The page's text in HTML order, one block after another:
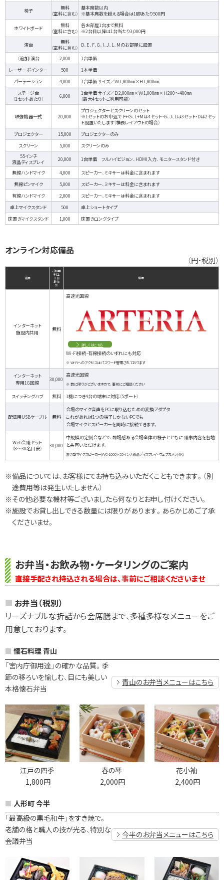
椅子
無料
（室料に含む）
基本席数以内
※基本席数を超える場合は1脚あたり500円
ホワイトボード
無料
（室料に含む）
各お部屋1台まで無料
※2台目以降は1台当たり3,000円
演台
無料
（室料に含む） D、E、F、G、I、J、L、Mのお部屋に設置
（追加）演台
2,000
1台単価
レーザーポインター
500
1本単価
パーテーション
4,000
1台単価 サイズ／Ｗ1,800㎜×Ｈ1,800㎜
ステージ台
（1セットあたり）
6,000
1台単価 サイズ／Ｄ2,000㎜×Ｗ1,000㎜×Ｈ200〜400㎜
（最大4セットご利用可能）
映像機器一式 20,000
プロジェクターとスクリーンのセット
※1セットのお申込で Ｆ+Ｇ、L+Mは4セット・G、J、Lは3セット・Dは2セッ
ト設置いたします（横長レイアウトの場合）
プロジェクター
15,000
プロジェクターのみ
スクリーン
5,000
スクリーンのみ
55インチ
液晶ディスプレイ
20,000
1台単価 フルハイビジョン、HDMI入力、モニタースタンド付き
無線ハンドマイク
4,000
スピーカー、ミキサーは料金に含まれます
無線ピンマイク
5,000
スピーカー、ミキサーは料金に含まれます
有線ハンドマイク
2,000
スピーカー、ミキサーは料金に含まれます
卓上マイクスタンド
500
卓上ショートタイプ
床置きマイクスタンド
1,000 床置きロングタイプ
オンライン対応備品
（円・税別）
項目
ご利用
料金
（1日
あた
り）
備考
インターネット
施設内共用
無料
高速光回線
詳しくはこちら
Wi-Fi接続・有線接続のいずれにも対応
※ Wi-Fiへのアクセスはパスワード管理されております
インターネット
専用1G回線
30,000
高速光回線
※ 数に限りがございますので、事前にご相談ください
スイッチングハブ 無料 1機につき4台の端末に対応（5ポート）
配信用USBケーブル 無料
会場のマイク音声をPCに取り込むための変換アダプタ
これがあれば1つの端子しかないPCでも
会場マイクとスピーカーを同時に接続できます。
Web会議セット
（8〜30名目安）
30,000
中規模の定例会などで、臨場感ある会場全体の様子とともに議事内容を各地
と共有いただけます。
置き型マイクスピーカー(YVC-1000)・55インチ液晶ディスプレイ・ウェブカメラ(4K)
※備品については、お客様にてお持ち込みいただくこともできます。（別
途費用等は発生いたしません）
※その他必要な機材等ございましたら何なりとお申し付けください。
※施設でお貸し出しできる数量には限りがあります。あらかじめご了承
くださいませ。
お弁当・お飲み物・ケータリングのご案内
直接手配され持込される場合は、事前にご相談くださいませ
お弁当（税別）
リーズナブルな折詰から会席膳まで、多種多様なメニューをご
用意しております。
懐石料理 青山
「宮内庁御用達」の確かな品質。季
節の移ろいを愉しむ、目にも美しい
本格懐石弁当
青山のお弁当メニューはこちら
江戸の四季
1,800円
春の琴
2,000円
花小袖
2,400円
人形町 今半
「最高級の黒毛和牛」をすき焼で。
老舗の格と職人の技が光る、特別な
会議弁当
今半のお弁当メニューはこちら